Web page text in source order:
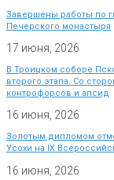
Завершены работы по
Печерского монастыря
17 июня, 2026
В Троицком соборе
второго этапа. Со
контрофорсов и апсид
16 июня, 2026
Золотым дипломом
Усохи на IX
16 июня, 2026